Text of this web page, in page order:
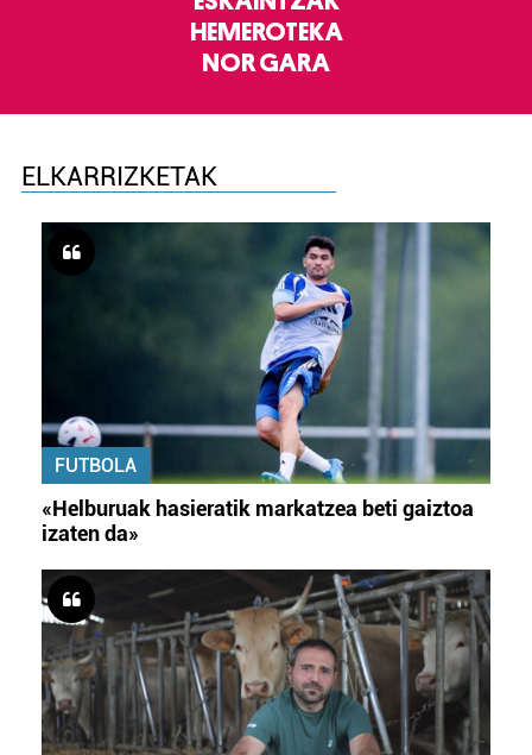
HEMEROTEKA
NOR GARA
ELKARRIZKETAK
FUTBOLA
«Helburuak hasieratik markatzea beti gaiztoa
izaten da»